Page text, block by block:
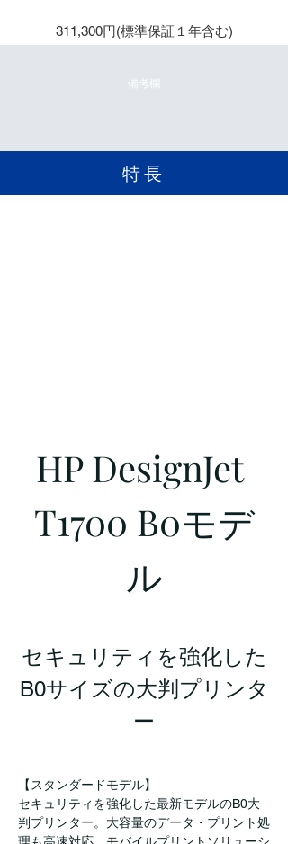
311,300円(標準保証１年含む)
備考欄
​特長
HP DesignJet
T1700 B0モデ
ル
セキュリティを強化した
B0サイズの大判プリンタ
ー
【スタンダードモデル】
セキュリティを強化した最新モデルのB0大
判プリンター。大容量のデータ・プリント処
理も高速対応。モバイルプリントソリューシ